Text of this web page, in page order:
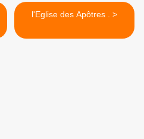
l'Eglise des Apôtres . >